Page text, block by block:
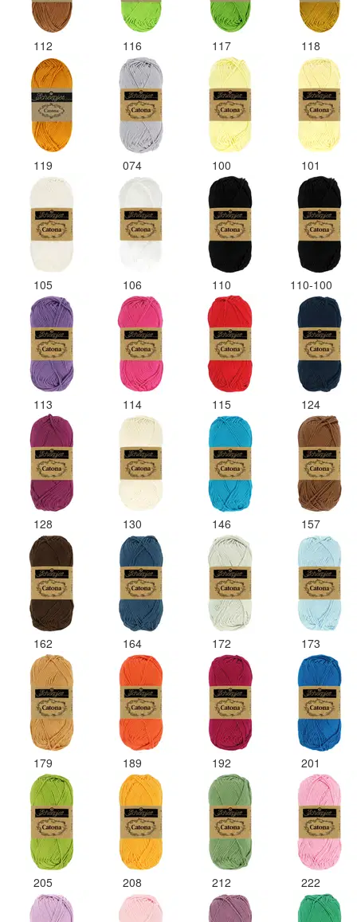
112 116 117 118
119 074 100 101
105 106 110 110-100
113 114 115 124
128 130 146 157
162 164 172 173
179 189 192 201
205 208 212 222